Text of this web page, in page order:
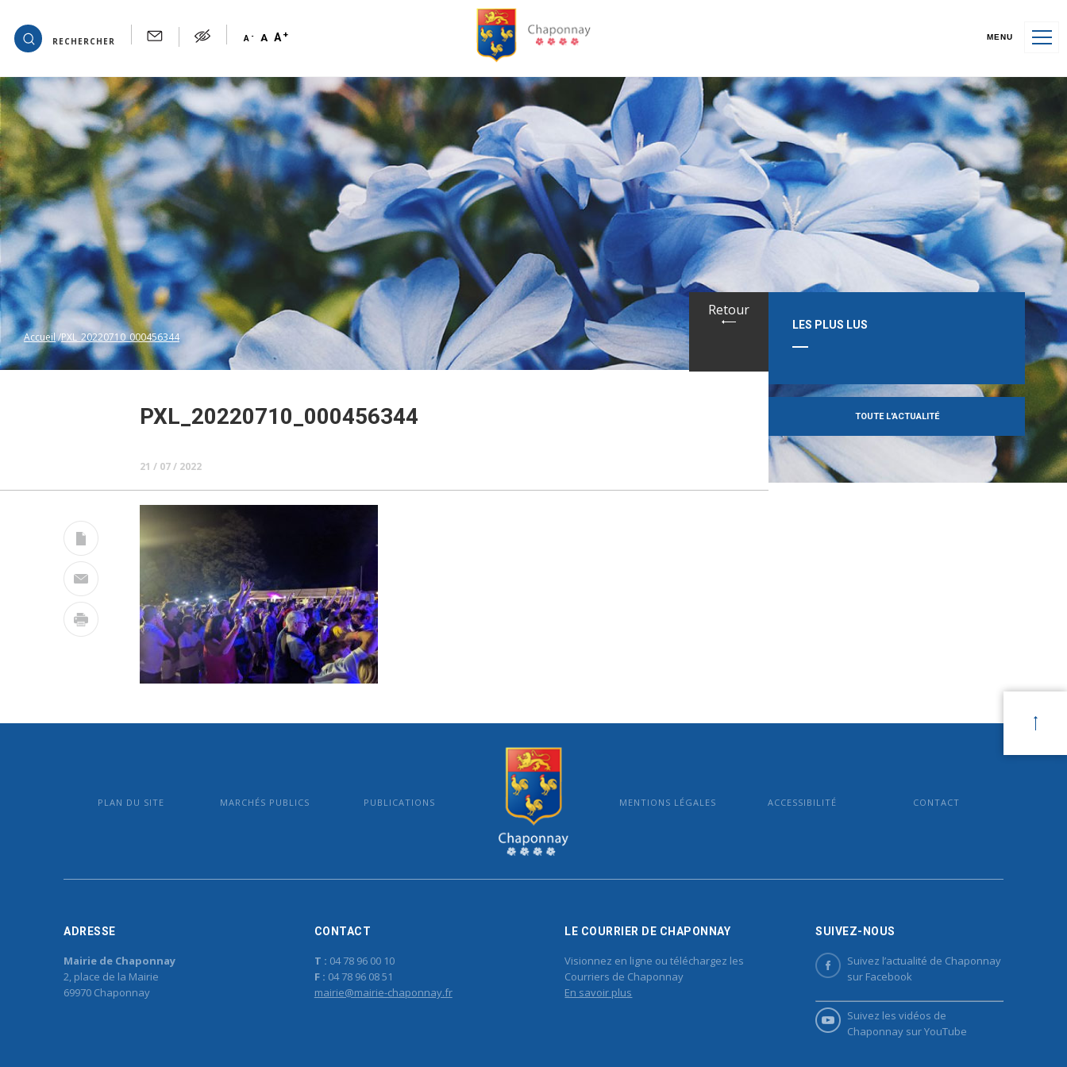
RECHERCHER A - A A+ MENU
Accueil PXL_20220710_000456344
PXL_20220710_000456344
21 / 07 / 2022
Retour
LES PLUS LUS
TOUTE L'ACTUALITÉ
PLAN DU SITE MARCHÉS PUBLICS PUBLICATIONS MENTIONS LÉGALES ACCESSIBILITÉ CONTACT
ADRESSE
Mairie de Chaponnay
2, place de la Mairie
69970 Chaponnay
CONTACT
T : 04 78 96 00 10
F : 04 78 96 08 51
mairie@mairie-chaponnay.fr
LE COURRIER DE CHAPONNAY
Visionnez en ligne ou téléchargez les
Courriers de Chaponnay
En savoir plus
SUIVEZ-NOUS
Suivez l’actualité de Chaponnay
sur Facebook
Suivez les vidéos de
Chaponnay sur YouTube